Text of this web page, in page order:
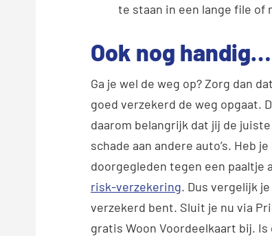
te staan in een lange file of
Ook nog handig…
Ga je wel de weg op? Zorg dan
goed verzekerd de weg opgaat.
daarom belangrijk dat jij de juiste
schade aan andere auto’s. Heb
doorgegleden tegen een paaltje
risk-verzekering. Dus vergelijk je
verzekerd bent. Sluit je nu via
gratis Woon Voordeelkaart bij.